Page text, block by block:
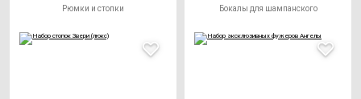
Рюмки и стопки Бокалы для шампанского